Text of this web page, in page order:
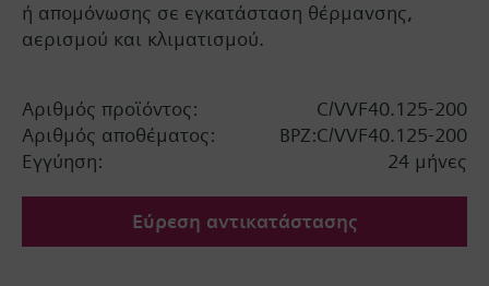
ή απομόνωσης σε εγκατάσταση θέρμανσης,
αερισμού και κλιματισμού.
Αριθμός προϊόντος:
C/VVF40.125-200
Αριθμός αποθέματος:
BPZ:C/VVF40.125-200
Εγγύηση:
24 μήνες
Εύρεση αντικατάστασης